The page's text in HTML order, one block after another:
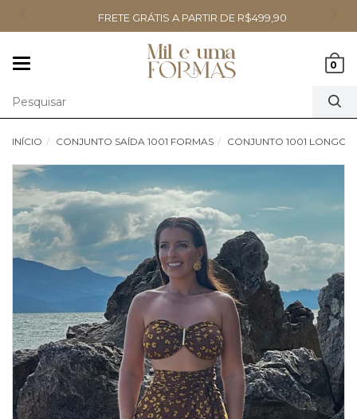
FRETE GRÁTIS A PARTIR DE R$499,90
0
INÍCIO CONJUNTO SAÍDA 1001 FORMAS CONJUNTO 1001 LONGO